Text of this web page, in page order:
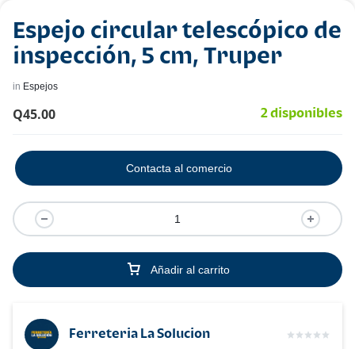
Espejo circular telescópico de
inspección, 5 cm, Truper
in Espejos
Q45.00 2 disponibles
Añadir al carrito
Contacta al comercio
Ferreteria La Solucion